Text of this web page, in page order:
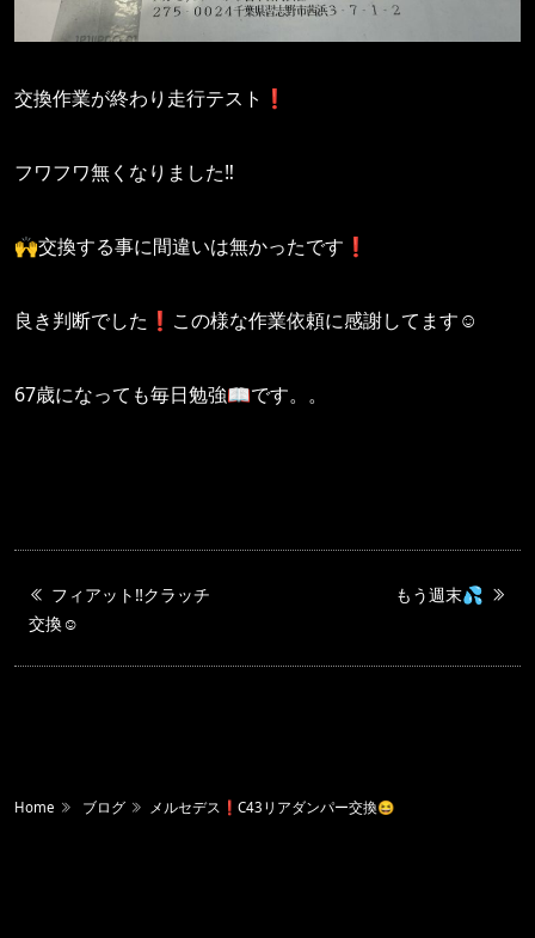
交換作業が終わり走行テスト❗️
フワフワ無くなりました‼️
🙌交換する事に間違いは無かったです❗️
良き判断でした❗️この様な作業依頼に感謝してます☺️
67歳になっても毎日勉強📖です。。
フィアット‼️クラッチ
交換☺️
もう週末💦
Home ブログ メルセデス❗️C43リアダンパー交換😆